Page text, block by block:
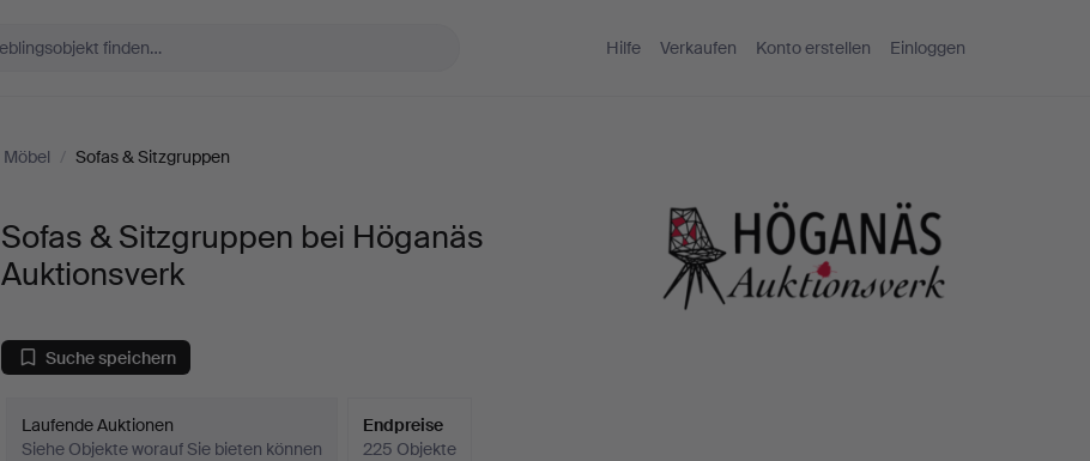
Hilfe Verkaufen Konto erstellen Einloggen
Möbel / Sofas & Sitzgruppen
Sofas & Sitzgruppen bei Höganäs
Auktionsverk
Suche speichern
Laufende Auktionen
Siehe Objekte worauf Sie bieten können
Endpreise
225 Objekte